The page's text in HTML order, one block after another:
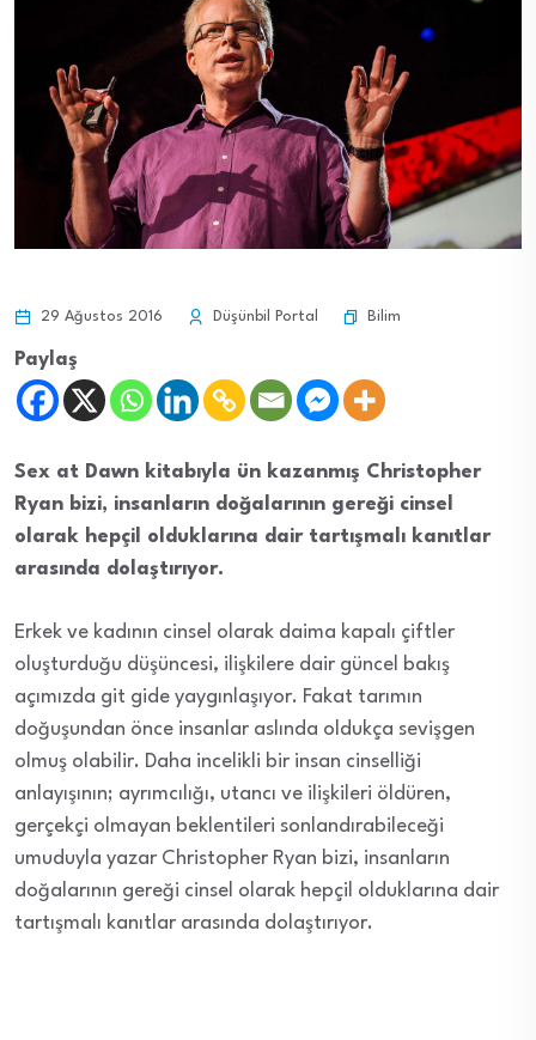
29 Ağustos 2016 Düşünbil Portal Bilim
Paylaş
Sex at Dawn kitabıyla ün kazanmış Christopher
Ryan bizi, insanların doğalarının gereği cinsel
olarak hepçil olduklarına dair tartışmalı kanıtlar
arasında dolaştırıyor.
Erkek ve kadının cinsel olarak daima kapalı çiftler
oluşturduğu düşüncesi, ilişkilere dair güncel bakış
açımızda git gide yaygınlaşıyor. Fakat tarımın
doğuşundan önce insanlar aslında oldukça sevişgen
olmuş olabilir. Daha incelikli bir insan cinselliği
anlayışının; ayrımcılığı, utancı ve ilişkileri öldüren,
gerçekçi olmayan beklentileri sonlandırabileceği
umuduyla yazar Christopher Ryan bizi, insanların
doğalarının gereği cinsel olarak hepçil olduklarına dair
tartışmalı kanıtlar arasında dolaştırıyor.